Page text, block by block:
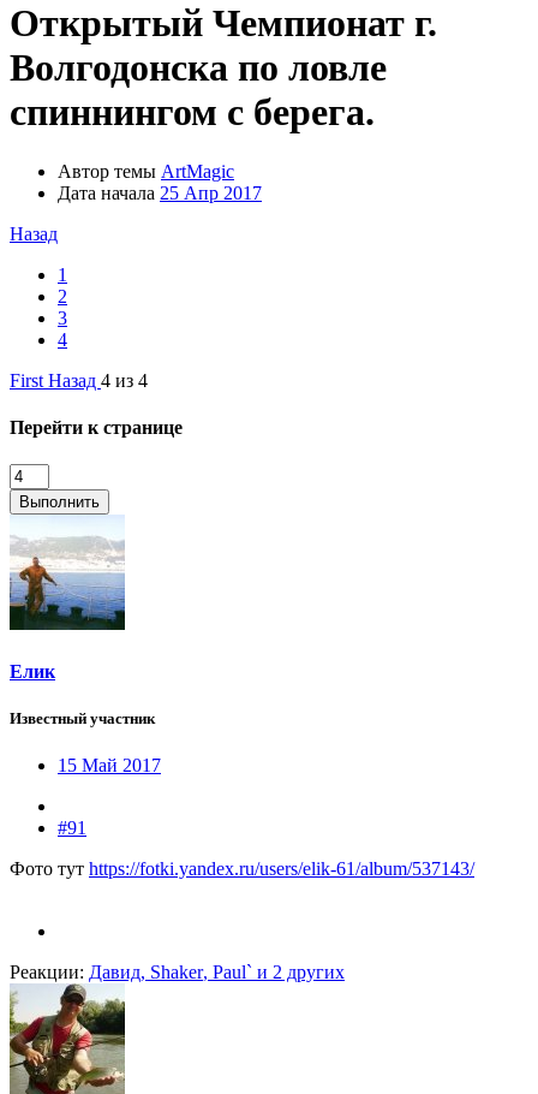
Открытый Чемпионат г.
Волгодонска по ловле
спиннингом с берега.
Автор темы ArtMagic
Дата начала 25 Апр 2017
Назад
1
2
3
4
First Назад 4 из 4
Перейти к странице
Выполнить
Елик
Известный участник
15 Май 2017
#91
Фото тут https://fotki.yandex.ru/users/elik-61/album/537143/
Реакции: Давид, Shaker, Paul` и 2 других